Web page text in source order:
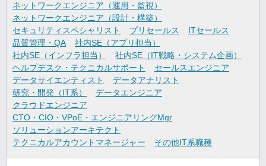
ネットワークエンジニア（運用・監視）
ネットワークエンジニア（設計・構築）
セキュリティスペシャリスト
プリセールス
ITセールス
品質管理・QA
社内SE（アプリ担当）
社内SE（インフラ担当）
社内SE（IT戦略・システム企画）
ヘルプデスク・テクニカルサポート
セールスエンジニア
データサイエンティスト
データアナリスト
研究・開発（IT系）
データエンジニア
クラウドエンジニア
CTO・CIO・VPoE・エンジニアリングMgr
ソリューションアーキテクト
テクニカルアカウントマネージャー
その他IT系職種